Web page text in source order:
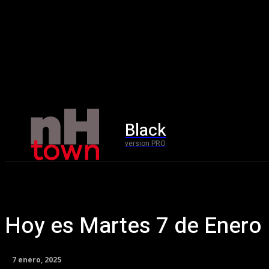
Black
version PRO
Hoy es Martes 7 de Enero
7 enero, 2025